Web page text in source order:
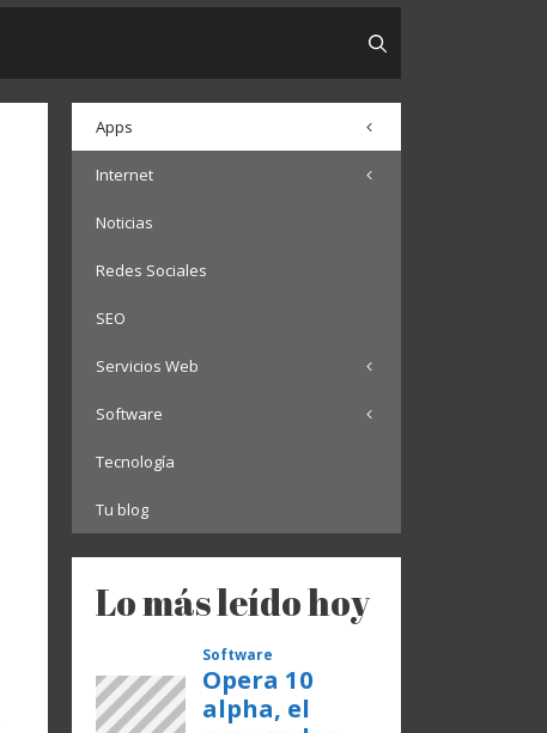
Apps
Internet
Noticias
Redes Sociales
SEO
Servicios Web
Software
Tecnología
Tu blog
Lo más leído hoy